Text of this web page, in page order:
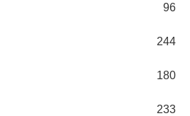
96
244
180
233